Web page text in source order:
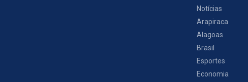
Notícias
Arapiraca
Alagoas
Brasil
Esportes
Economia